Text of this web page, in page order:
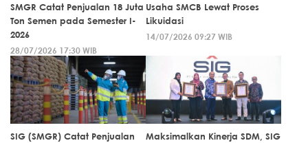
SMGR Catat Penjualan 18 Juta
Ton Semen pada Semester I-
2026
28/07/2026 17:30 WIB
Usaha SMCB Lewat Proses
Likuidasi
14/07/2026 09:27 WIB
SIG (SMGR) Catat Penjualan
Maksimalkan Kinerja SDM, SIG